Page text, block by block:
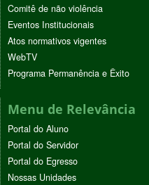
Comitê de não violência
Eventos Institucionais
Atos normativos vigentes
WebTV
Programa Permanência e Êxito
Menu de Relevância
Portal do Aluno
Portal do Servidor
Portal do Egresso
Nossas Unidades